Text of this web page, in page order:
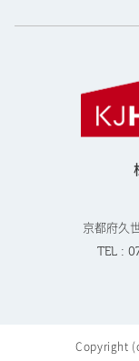
京都府久
TEL :
Copyright